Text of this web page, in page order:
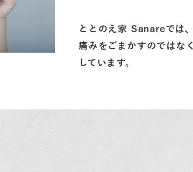
ととのえ家 Sanareでは
痛みをごまかすのではな
しています。